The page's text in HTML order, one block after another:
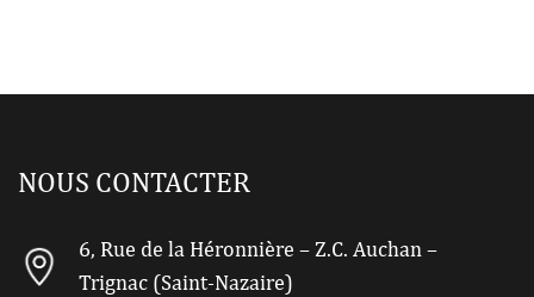
NOUS CONTACTER
6, Rue de la Héronnière – Z.C. Auchan –
Trignac (Saint-Nazaire)